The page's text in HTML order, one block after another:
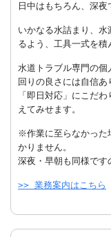
日中はもちろん、深夜
いかなる水詰まり、
るよう、工具一式を積
水道トラブル専門の
回りの良さには自信あ
「即日対応」にこだ
えてみせます。
※作業に至らなかった
かりません。
深夜・早朝も同様です
>> 業務案内はこちら